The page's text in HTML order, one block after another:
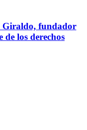
Giraldo, fundador
de los derechos